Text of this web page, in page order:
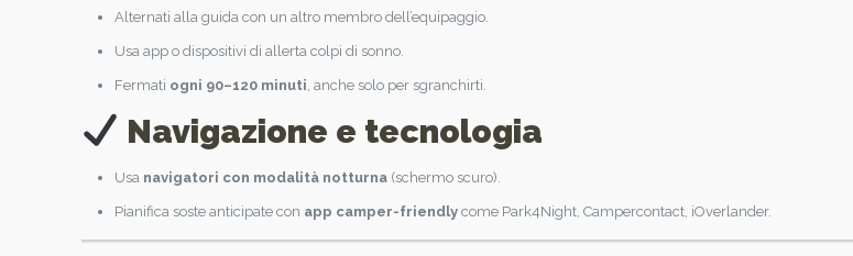
Alternati alla guida con un altro membro dell’equipaggio.
Usa app o dispositivi di allerta colpi di sonno.
Fermati ogni 90–120 minuti , anche solo per sgranchirti.
Navigazione e tecnologia
Usa navigatori con modalità notturna (schermo scuro).
Pianifica soste anticipate con app camper-friendly come Park4Night, Campercontact, iOverlander.